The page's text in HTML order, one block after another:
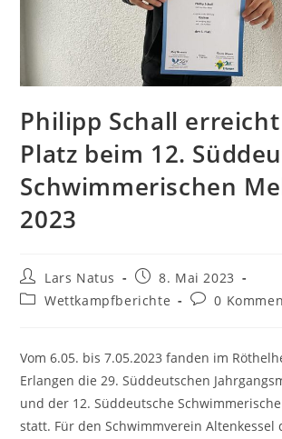
Philipp Schall
Platz beim 12.
Schwimmerischen
2023
Beitrags-
Autor:
Lars Natus
Beitrag
veröffentlicht:
8. Mai 2023
Beitrags-
Wettkampfberichte
Beitrags-
0
Vom 6.05. bis 7.05.2023 fanden im
Erlangen die 29. Süddeutschen
und der 12. Süddeutsche
statt. Für den Schwimmverein Altenkessel